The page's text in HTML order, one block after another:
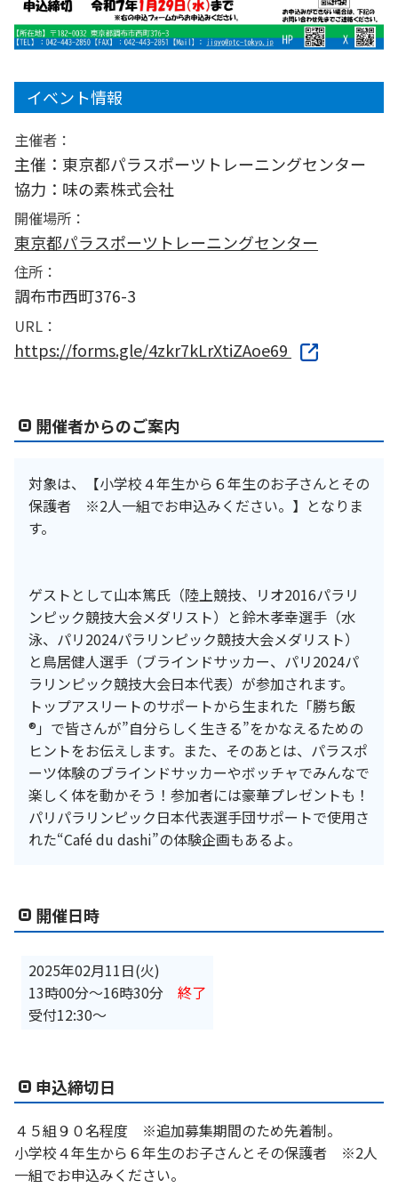
イベント情報
主催者：
主催：東京都パラスポーツトレーニングセンター
協力：味の素株式会社
開催場所：
東京都パラスポーツトレーニングセンター
住所：
調布市西町376-3
URL：
https://forms.gle/4zkr7kLrXtiZAoe69
開催者からのご案内
対象は、【小学校４年生から６年生のお子さんとその
保護者 ※2人一組でお申込みください。】となりま
す。
ゲストとして山本篤氏（陸上競技、リオ2016パラリ
ンピック競技大会メダリスト）と鈴木孝幸選手（水
泳、パリ2024パラリンピック競技大会メダリスト）
と鳥居健人選手（ブラインドサッカー、パリ2024パ
ラリンピック競技大会日本代表）が参加されます。
トップアスリートのサポートから生まれた「勝ち飯
®」で皆さんが”自分らしく生きる”をかなえるための
ヒントをお伝えします。また、そのあとは、パラスポ
ーツ体験のブラインドサッカーやボッチャでみんなで
楽しく体を動かそう！参加者には豪華プレゼントも！
パリパラリンピック日本代表選手団サポートで使用さ
れた“Café du dashi”の体験企画もあるよ。
開催日時
2025年02月11日(火)
13時00分〜16時30分
受付12:30～
終了
申込締切日
４５組９０名程度 ※追加募集期間のため先着制。
小学校４年生から６年生のお子さんとその保護者 ※2人
一組でお申込みください。